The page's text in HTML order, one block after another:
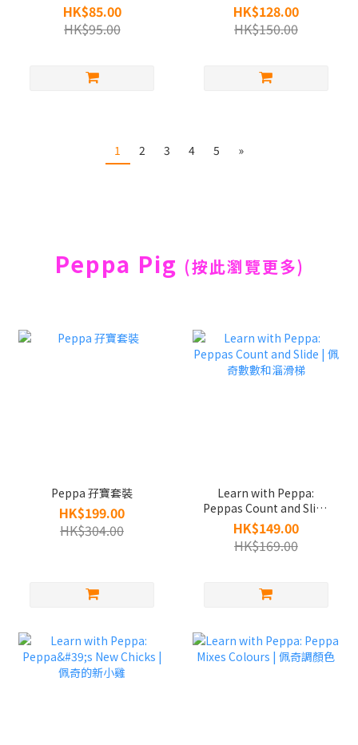
HK$85.00
HK$95.00
HK$128.00
HK$150.00
1 2 3 4 5 »
Peppa Pig (按此瀏覽更多)
Peppa 孖寶套裝
HK$199.00
HK$304.00
Learn with Peppa:
Peppas Count and Slide
| 佩奇數數和溜滑梯
HK$149.00
HK$169.00